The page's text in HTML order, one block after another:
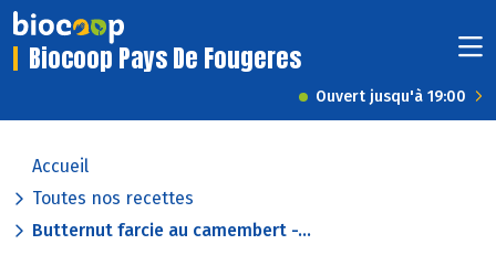
Biocoop Pays De Fougeres
Ouvert jusqu'à 19:00
Accueil
Toutes nos recettes
Butternut farcie au camembert -...